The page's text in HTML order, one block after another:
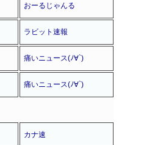
おーるじゃんる
ラビット速報
痛いニュース(ﾉ∀`)
痛いニュース(ﾉ∀`)
カナ速